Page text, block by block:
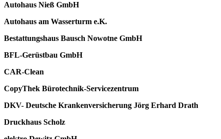
Autohaus Nieß GmbH
Autohaus am Wasserturm e.K.
Bestattungshaus Bausch Nowotne GmbH
BFL-Gerüstbau GmbH
CAR-Clean
CopyThek Bürotechnik-Servicezentrum
DKV- Deutsche Krankenversicherung Jörg Erhard Drath
Druckhaus Scholz